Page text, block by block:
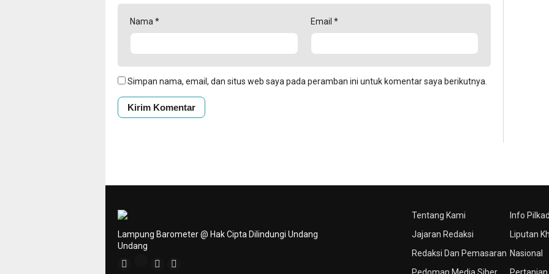
Nama * Email *
Simpan nama, email, dan situs web saya pada peramban ini untuk komentar saya berikutnya.
Tentang Kami
Jajaran Redaksi
Redaksi Dan Pemasaran
Info
Liputan
Nasional
Lampung Barometer @ Hak Cipta Dilindungi Undang
Undang